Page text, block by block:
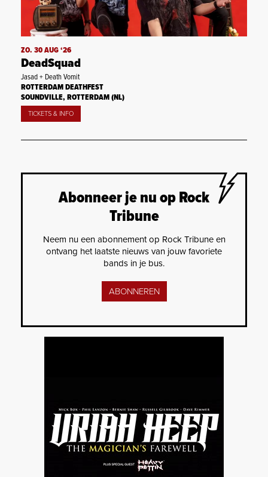
ZO. 30 AUG ‘26
DeadSquad
Jasad + Death Vomit
ROTTERDAM DEATHFEST
SOUNDVILLE, ROTTERDAM (NL)
TICKETS & INFO
Abonneer je nu op Rock
Tribune
Neem nu een abonnement op Rock Tribune en
ontvang het laatste nieuws van jouw favoriete
bands in je bus.
ABONNEREN